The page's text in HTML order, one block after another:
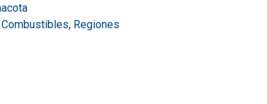
, Regiones